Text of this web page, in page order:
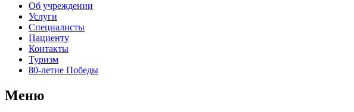
Об учреждении
Услуги
Специалисты
Пациенту
Контакты
Туризм
80-летие Победы
Меню